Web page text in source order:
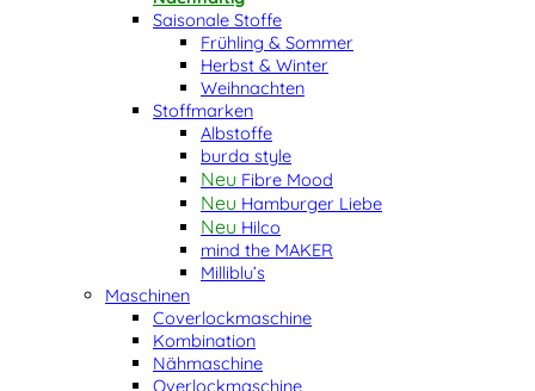
Saisonale Stoffe
Frühling & Sommer
Herbst & Winter
Weihnachten
Stoffmarken
Albstoffe
burda style
Fibre Mood
Hamburger Liebe
Hilco
mind the MAKER
Milliblu’s
Maschinen
Coverlockmaschine
Kombination
Nähmaschine
Overlockmaschine